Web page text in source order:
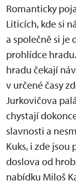
Romanticky
Liticích, kde si
a společně si je
prohlídce
hradu čekají
v určené časy
Jurkovičova
chystají
slavnosti a
Kuks, i zde
doslova od
nabídku Miloš